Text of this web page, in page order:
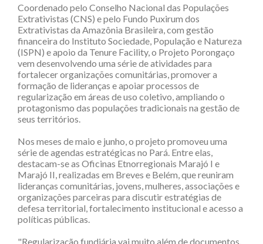
Coordenado pelo Conselho Nacional das Populações
Extrativistas (CNS) e pelo Fundo Puxirum dos
Extrativistas da Amazônia Brasileira, com gestão
financeira do Instituto Sociedade, População e Natureza
(ISPN) e apoio da Tenure Facility, o Projeto Porongaço
vem desenvolvendo uma série de atividades para
fortalecer organizações comunitárias, promover a
formação de lideranças e apoiar processos de
regularização em áreas de uso coletivo, ampliando o
protagonismo das populações tradicionais na gestão de
seus territórios.
Nos meses de maio e junho, o projeto promoveu uma
série de agendas estratégicas no Pará. Entre elas,
destacam-se as Oficinas Etnorregionais Marajó I e
Marajó II, realizadas em Breves e Belém, que reuniram
lideranças comunitárias, jovens, mulheres, associações e
organizações parceiras para discutir estratégias de
defesa territorial, fortalecimento institucional e acesso a
políticas públicas.
"Regularização fundiária vai muito além de documentos.